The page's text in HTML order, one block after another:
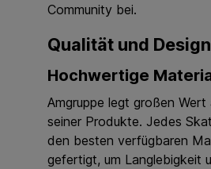
Community bei.
Qualität und Design
Hochwertige
Amgruppe legt großen
seiner Produkte. Jedes
den besten verfügbaren
gefertigt, um Langlebigkeit